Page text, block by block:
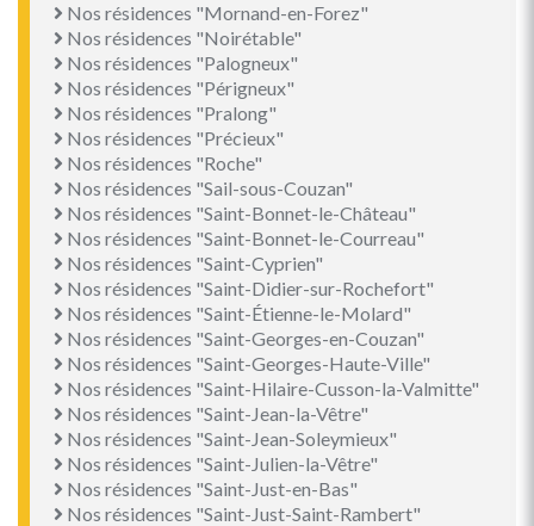
Nos résidences "Mornand-en-Forez"
Nos résidences "Noirétable"
Nos résidences "Palogneux"
Nos résidences "Périgneux"
Nos résidences "Pralong"
Nos résidences "Précieux"
Nos résidences "Roche"
Nos résidences "Sail-sous-Couzan"
Nos résidences "Saint-Bonnet-le-Château"
Nos résidences "Saint-Bonnet-le-Courreau"
Nos résidences "Saint-Cyprien"
Nos résidences "Saint-Didier-sur-Rochefort"
Nos résidences "Saint-Étienne-le-Molard"
Nos résidences "Saint-Georges-en-Couzan"
Nos résidences "Saint-Georges-Haute-Ville"
Nos résidences "Saint-Hilaire-Cusson-la-Valmitte"
Nos résidences "Saint-Jean-la-Vêtre"
Nos résidences "Saint-Jean-Soleymieux"
Nos résidences "Saint-Julien-la-Vêtre"
Nos résidences "Saint-Just-en-Bas"
Nos résidences "Saint-Just-Saint-Rambert"